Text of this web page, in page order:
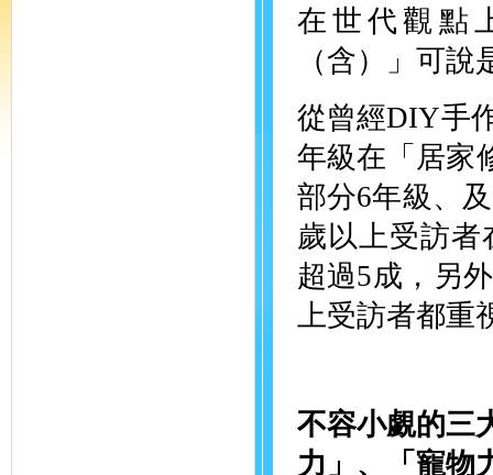
在世代觀點
（含）」可
從曾經DIY手
年級在「居家
部分6年級、
歲以上受訪
超過5成，另
上受訪者都重
不容小覷的三
力」、「寵物